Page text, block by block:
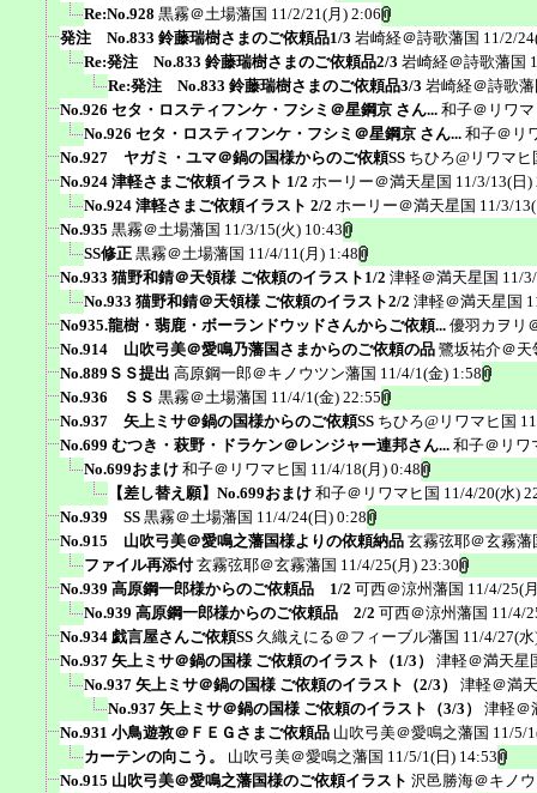
Re:No.928 黒霧＠土場藩国 11/2/21(月) 2:06
発注 No.833 鈴藤瑞樹さまのご依頼品1/3 岩崎経＠詩歌藩国 11/2/
Re:発注 No.833 鈴藤瑞樹さまのご依頼品2/3 岩崎経＠詩歌藩国
Re:発注 No.833 鈴藤瑞樹さまのご依頼品3/3 岩崎経＠詩歌
No.926 セタ・ロスティフンケ・フシミ＠星鋼京 さん... 和子＠リワ
No.926 セタ・ロスティフンケ・フシミ＠星鋼京 さん... 和子＠リ
No.927 ヤガミ・ユマ＠鍋の国様からのご依頼SS ちひろ@リワマヒ
No.924 津軽さまご依頼イラスト 1/2 ホーリー＠満天星国 11/3/13(日)
No.924 津軽さまご依頼イラスト 2/2 ホーリー＠満天星国 11/3/
No.935 黒霧＠土場藩国 11/3/15(火) 10:43
SS修正 黒霧＠土場藩国 11/4/11(月) 1:48
No.933 猫野和錆＠天領様 ご依頼のイラスト1/2 津軽＠満天星国 11/
No.933 猫野和錆＠天領様 ご依頼のイラスト2/2 津軽＠満天星国
No935.龍樹・翡鹿・ボーランドウッドさんからご依頼... 優羽カヲリ
No.914 山吹弓美＠愛鳴乃藩国さまからのご依頼の品 鷺坂祐介＠天
No.889ＳＳ提出 高原鋼一郎＠キノウツン藩国 11/4/1(金) 1:58
No.936 ＳＳ 黒霧＠土場藩国 11/4/1(金) 22:55
No.937 矢上ミサ＠鍋の国様からのご依頼SS ちひろ@リワマヒ国
No.699 むつき・萩野・ドラケン＠レンジャー連邦さん... 和子＠リワ
No.699おまけ 和子＠リワマヒ国 11/4/18(月) 0:48
【差し替え願】No.699おまけ 和子＠リワマヒ国 11/4/20(水)
No.939 SS 黒霧＠土場藩国 11/4/24(日) 0:28
No.915 山吹弓美＠愛鳴之藩国様よりの依頼納品 玄霧弦耶＠玄霧藩
ファイル再添付 玄霧弦耶＠玄霧藩国 11/4/25(月) 23:30
No.939 高原鋼一郎様からのご依頼品 1/2 可西＠涼州藩国 11/4/25(
No.939 高原鋼一郎様からのご依頼品 2/2 可西＠涼州藩国 11/4/
No.934 戯言屋さんご依頼SS 久織えにる＠フィーブル藩国 11/4/27(
No.937 矢上ミサ＠鍋の国様 ご依頼のイラスト（1/3）
津軽＠満天星
No.937 矢上ミサ＠鍋の国様 ご依頼のイラスト（2/3）
津軽＠満
No.937 矢上ミサ＠鍋の国様 ご依頼のイラスト（3/3）
津軽＠
No.931 小鳥遊敦＠ＦＥＧさまご依頼品 山吹弓美＠愛鳴之藩国 11/5/
カーテンの向こう。
山吹弓美＠愛鳴之藩国 11/5/1(日) 14:53
No.915 山吹弓美＠愛鳴之藩国様のご依頼イラスト 沢邑勝海＠キノ